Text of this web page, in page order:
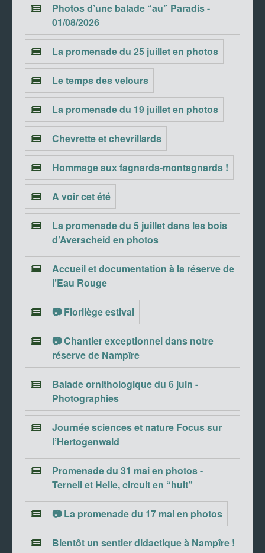
Photos d’une balade “au” Paradis -
01/08/2026
La promenade du 25 juillet en photos
Le temps des velours
La promenade du 19 juillet en photos
Chevrette et chevrillards
Hommage aux fagnards-montagnards !
A voir cet été
La promenade du 5 juillet dans les bois
d’Averscheid en photos
Accueil et documentation à la réserve de
l’Eau Rouge
📷 Florilège estival
📷 Chantier exceptionnel dans notre
réserve de Nampîre
Balade ornithologique du 6 juin -
Photographies
Journée sciences et nature Focus sur
l’Hertogenwald
Promenade du 31 mai en photos -
Ternell et Helle, circuit en “huit”
📷 La promenade du 17 mai en photos
Bientôt un sentier didactique à Nampîre !